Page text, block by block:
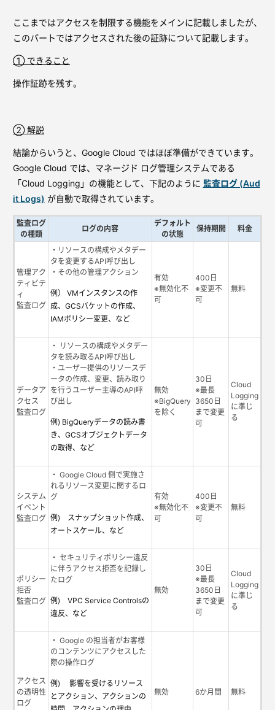
ここまではアクセスを制限する機能をメインに記載しましたが、
このパートではアクセスされた後の証跡について記載します。
① できること
操作証跡を残す。
② 解説
結論からいうと、Google Cloud ではほぼ準備ができています。
Google Cloud では、マネージド ログ管理システムである
「Cloud Logging」の機能として、下記のように 監査ログ (Aud
it Logs) が自動で取得されています。
監査ログ
の種類
ログの内容
デフォルト
の状態
保持期間 料金
管理アク
ティビテ
ィ
監査ログ
・リソースの構成やメタデー
タを変更するAPI呼び出し
・その他の管理アクション
例） VMインスタンスの作
成、GCSバケットの作成、
IAMポリシー変更、など
有効
※無効化不
可
400日
※変更不
可
無料
データア
クセス
監査ログ
・ リソースの構成やメタデー
タを読み取るAPI呼び出し
・ユーザー提供のリソースデ
ータの作成、変更、読み取り
を行うユーザー主導のAPI呼
び出し
例) BigQueryデータの読み書
き、GCSオブジェクトデータ
の取得、など
無効
※BigQuery
を除く
30日
※最長
3650日
まで変更
可
Cloud
Logging
に準じ
る
システム
イベント
監査ログ
・ Google Cloud 側で実施さ
れるリソース変更に関するロ
グ
例) スナップショット作成、
オートスケール、など
有効
※無効化不
可
400日
※変更不
可
無料
ポリシー
拒否
監査ログ
・ セキュリティポリシー違反
に伴うアクセス拒否を記録し
たログ
例) VPC Service Controlsの
違反、など
無効
30日
※最長
3650日
まで変更
可
Cloud
Logging
に準じ
る
アクセス
の透明性
ログ
・ Google の担当者がお客様
のコンテンツにアクセスした
際の操作ログ
例) 影響を受けるリソース
とアクション、アクションの
無効 6か月間 無料